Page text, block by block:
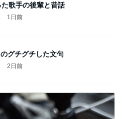
歌手の後輩と昔話
1日前
グチグチした文句
2日前